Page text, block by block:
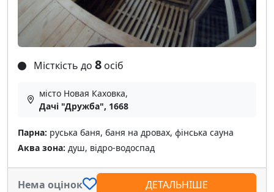
Місткість до 8 осіб
місто Новая Каховка,
Дачі "Дружба", 1668
Парна: руська баня, баня на дровах, фінська сауна
Аква зона: душ, відро-водоспад
Нема оцінок ДЕТАЛЬНІШЕ